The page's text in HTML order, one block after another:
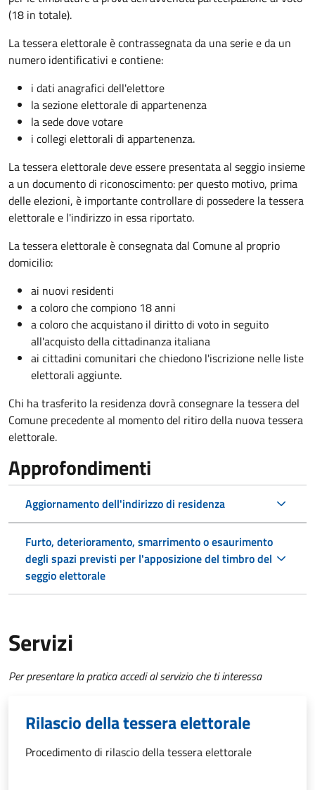
(18 in totale).
La tessera elettorale è contrassegnata da una serie e da un
numero identificativi e contiene:
i dati anagrafici dell'elettore
la sezione elettorale di appartenenza
la sede dove votare
i collegi elettorali di appartenenza.
La tessera elettorale deve essere presentata al seggio insieme
a un documento di riconoscimento: per questo motivo, prima
delle elezioni, è importante controllare di possedere la tessera
elettorale e l'indirizzo in essa riportato.
La tessera elettorale è consegnata dal Comune al proprio
domicilio:
ai nuovi residenti
a coloro che compiono 18 anni
a coloro che acquistano il diritto di voto in seguito
all'acquisto della cittadinanza italiana
ai cittadini comunitari che chiedono l'iscrizione nelle liste
elettorali aggiunte.
Chi ha trasferito la residenza dovrà consegnare la tessera del
Comune precedente al momento del ritiro della nuova tessera
elettorale.
Approfondimenti
Aggiornamento dell'indirizzo di residenza
Furto, deterioramento, smarrimento o esaurimento
degli spazi previsti per l'apposizione del timbro del
seggio elettorale
Servizi
Per presentare la pratica accedi al servizio che ti interessa
Rilascio della tessera elettorale
Procedimento di rilascio della tessera elettorale